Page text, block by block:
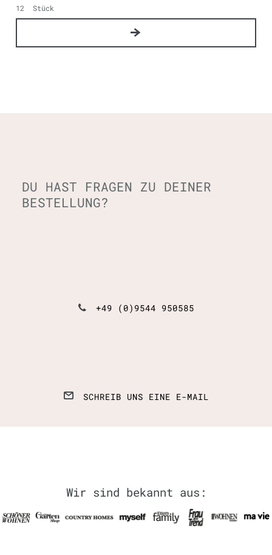
12 Stück
DU HAST FRAGEN ZU DEINER
BESTELLUNG?
+49 (0)9544 950585
SCHREIB UNS EINE E-MAIL
Wir sind bekannt aus: